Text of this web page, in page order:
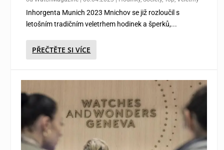
Inhorgenta Munich 2023 Mnichov se již rozloučil s
letošním tradičním veletrhem hodinek a šperků,...
PŘEČTĚTE SI VÍCE